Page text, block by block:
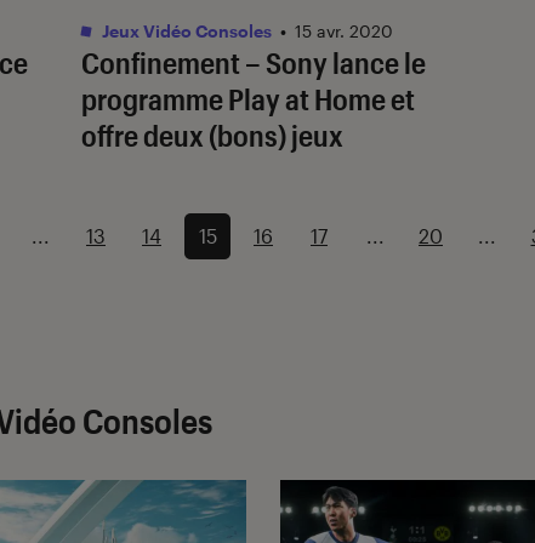
Confinement – Sony lance le
programme Play at Home et
offre deux (bons) jeux
Jeux Vidéo Consoles • 15 avr. 2020
... 13 14 15 16 17 ... 20 ...
Consoles